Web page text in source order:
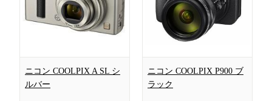
ニコン COOLPIX A SL シ
ルバー
ニコン COOLPIX P900 ブ
ラック